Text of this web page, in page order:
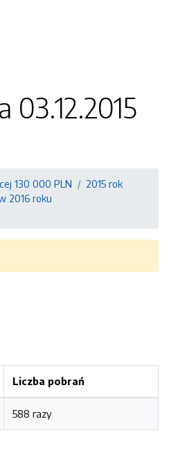
130 000 PLN
2015 rok
2016 roku
Liczba pobrań
588 razy